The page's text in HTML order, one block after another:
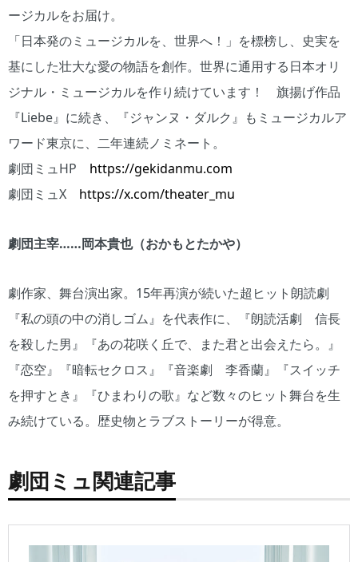
ージカルをお届け。
「日本発のミュージカルを、世界へ！」を標榜し、史実を
基にした壮大な愛の物語を創作。世界に通用する日本オリ
ジナル・ミュージカルを作り続けています！ 旗揚げ作品
『Liebe』に続き、『ジャンヌ・ダルク』もミュージカルア
ワード東京に、二年連続ノミネート。
劇団ミュHP https://gekidanmu.com
劇団ミュX https://x.com/theater_mu
劇団主宰……岡本貴也（おかもとたかや）
劇作家、舞台演出家。15年再演が続いた超ヒット朗読劇
『私の頭の中の消しゴム』を代表作に、『朗読活劇 信長
を殺した男』『あの花咲く丘で、また君と出会えたら。』
『恋空』『暗転セクロス』『音楽劇 李香蘭』『スイッチ
を押すとき』『ひまわりの歌』など数々のヒット舞台を生
み続けている。歴史物とラブストーリーが得意。
劇団ミュ関連記事